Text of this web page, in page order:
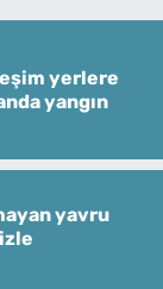
yerlere
yangın
yavru